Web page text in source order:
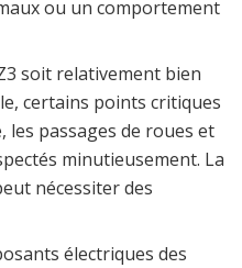
ou un comportement
soit relativement bien
certains points critiques
les passages de roues et
minutieusement. La
nécessiter des
électriques des